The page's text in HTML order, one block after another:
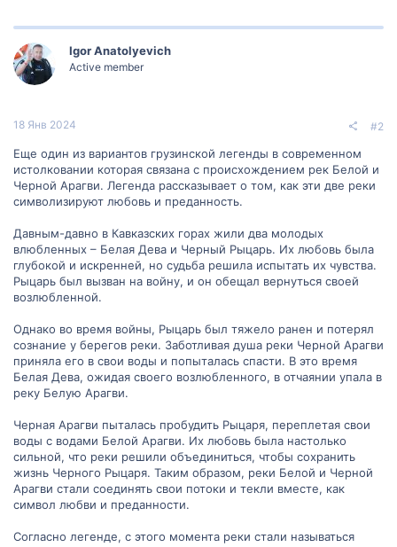
Igor Anatolyevich
Active member
18 Янв 2024 #2
Еще один из вариантов грузинской легенды в современном
истолковании которая связана с происхождением рек Белой и
Черной Арагви. Легенда рассказывает о том, как эти две реки
символизируют любовь и преданность.
Давным-давно в Кавказских горах жили два молодых
влюбленных – Белая Дева и Черный Рыцарь. Их любовь была
глубокой и искренней, но судьба решила испытать их чувства.
Рыцарь был вызван на войну, и он обещал вернуться своей
возлюбленной.
Однако во время войны, Рыцарь был тяжело ранен и потерял
сознание у берегов реки. Заботливая душа реки Черной Арагви
приняла его в свои воды и попыталась спасти. В это время
Белая Дева, ожидая своего возлюбленного, в отчаянии упала в
реку Белую Арагви.
Черная Арагви пыталась пробудить Рыцаря, переплетая свои
воды с водами Белой Арагви. Их любовь была настолько
сильной, что реки решили объединиться, чтобы сохранить
жизнь Черного Рыцаря. Таким образом, реки Белой и Черной
Арагви стали соединять свои потоки и текли вместе, как
символ любви и преданности.
Согласно легенде, с этого момента реки стали называться